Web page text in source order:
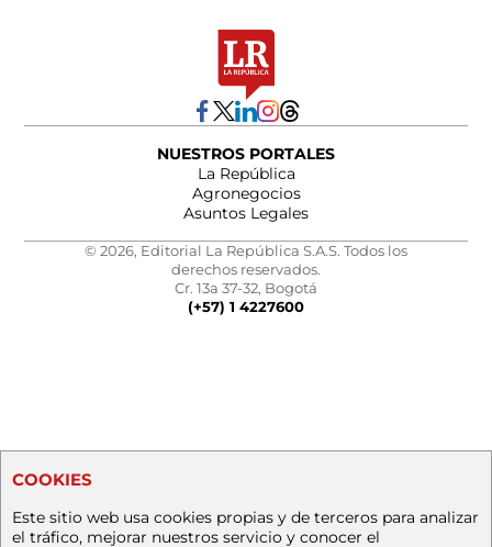
NUESTROS PORTALES
La República
Agronegocios
Asuntos Legales
© 2026, Editorial La República S.A.S. Todos los
derechos reservados.
Cr. 13a 37-32, Bogotá
(+57) 1 4227600
COOKIES
Este sitio web usa cookies propias y de terceros para analizar
el tráfico, mejorar nuestros servicio y conocer el